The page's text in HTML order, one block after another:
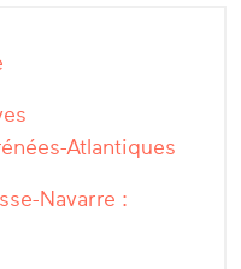
Atlantiques
Navarre :